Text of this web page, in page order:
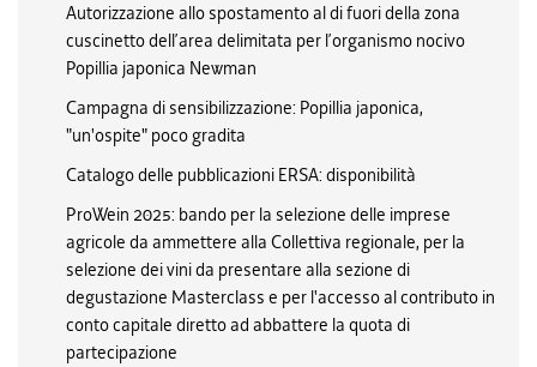
Autorizzazione allo spostamento al di fuori della zona
cuscinetto dell’area delimitata per l’organismo nocivo
Popillia japonica Newman
Campagna di sensibilizzazione: Popillia japonica,
"un'ospite" poco gradita
Catalogo delle pubblicazioni ERSA: disponibilità
ProWein 2025: bando per la selezione delle imprese
agricole da ammettere alla Collettiva regionale, per la
selezione dei vini da presentare alla sezione di
degustazione Masterclass e per l'accesso al contributo in
conto capitale diretto ad abbattere la quota di
partecipazione